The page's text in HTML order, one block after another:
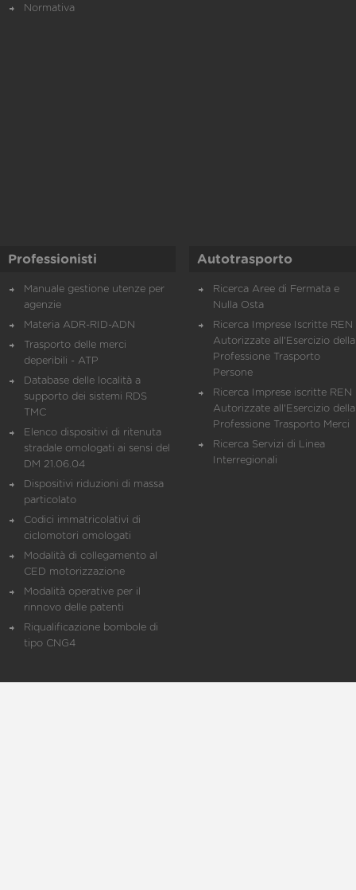
Normativa
Professionisti
Manuale gestione utenze per
agenzie
Materia ADR-RID-ADN
Trasporto delle merci
deperibili - ATP
Database delle località a
supporto dei sistemi RDS
TMC
Elenco dispositivi di ritenuta
stradale omologati ai sensi del
DM 21.06.04
Dispositivi riduzioni di massa
particolato
Codici immatricolativi di
ciclomotori omologati
Modalità di collegamento al
CED motorizzazione
Modalità operative per il
rinnovo delle patenti
Riqualificazione bombole di
tipo CNG4
Autotrasporto
Ricerca Aree di Fermata e
Nulla Osta
Ricerca Imprese Iscritte REN
Autorizzate all'Esercizio della
Professione Trasporto
Persone
Ricerca Imprese iscritte REN
Autorizzate all'Esercizio della
Professione Trasporto Merci
Ricerca Servizi di Linea
Interregionali